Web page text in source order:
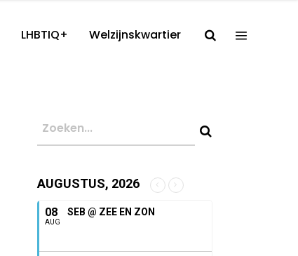
LHBTIQ+ Welzijnskwartier
AUGUSTUS, 2026
08
AUG
SEB @ ZEE EN ZON